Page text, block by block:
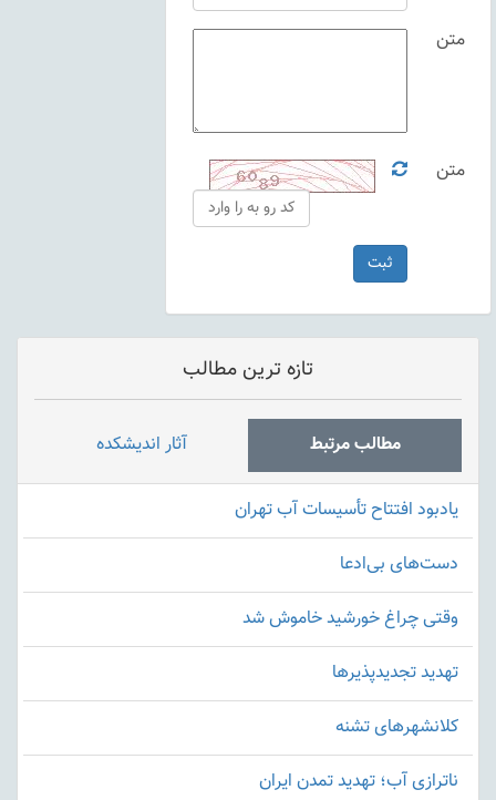
متن
متن
تازه ترین مطالب
مطالب مرتبط آثار اندیشکده
یادبود افتتاح تأسیسات آب تهران
دست‌های بی‌ادعا
وقتی چراغ خورشید خاموش شد
تهدید تجدیدپذیرها
کلانشهرهای تشنه
ناترازی آب؛ تهدید تمدن ایران